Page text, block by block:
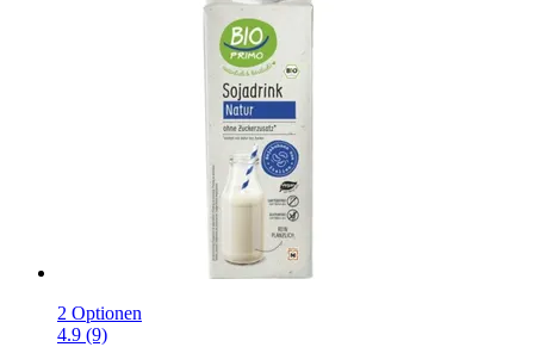
2 Optionen
4.9 (9)